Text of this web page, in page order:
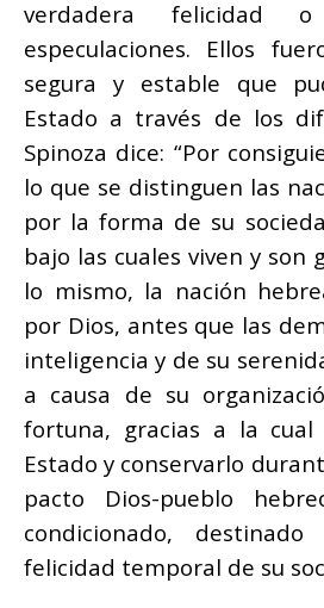
verdadera felicidad
especulaciones. Ellos
segura y estable que
Estado a través de los
Spinoza dice: “Por
lo que se distinguen las
por la forma de su
bajo las cuales viven y son
lo mismo, la nación
por Dios, antes que las
inteligencia y de su
a causa de su
fortuna, gracias a la
Estado y conservarlo
pacto Dios-pueblo
condicionado,
felicidad temporal de su